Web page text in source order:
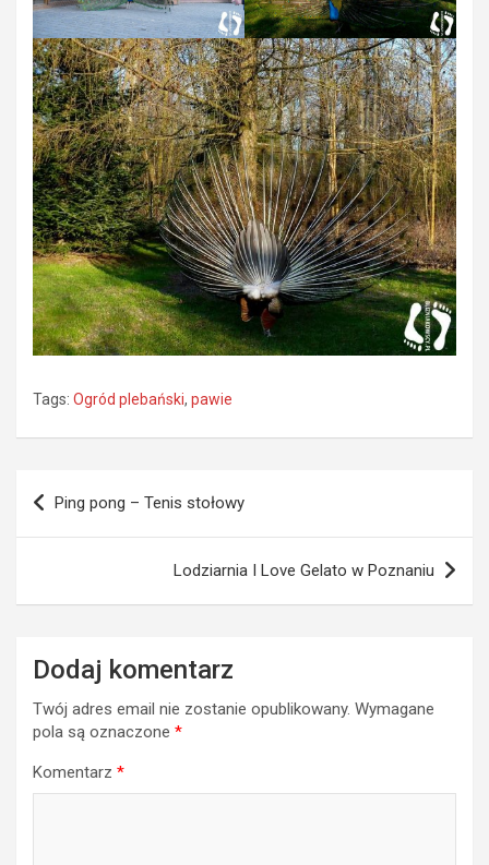
Tags: Ogród plebański, pawie
Nawigacja
wpisu
Ping pong – Tenis stołowy
Lodziarnia I Love Gelato w Poznaniu
Dodaj komentarz
Twój adres email nie zostanie opublikowany. Wymagane
pola są oznaczone *
Komentarz *